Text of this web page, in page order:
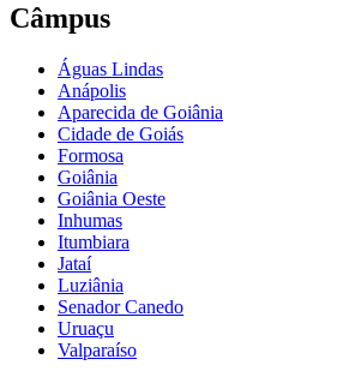
Câmpus
Águas Lindas
Anápolis
Aparecida de Goiânia
Cidade de Goiás
Formosa
Goiânia
Goiânia Oeste
Inhumas
Itumbiara
Jataí
Luziânia
Senador Canedo
Uruaçu
Valparaíso